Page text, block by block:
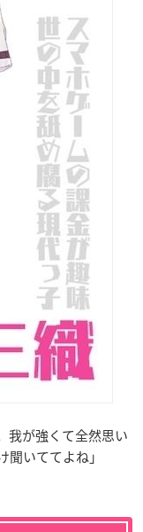
我が強くて全然思い
いててよね」